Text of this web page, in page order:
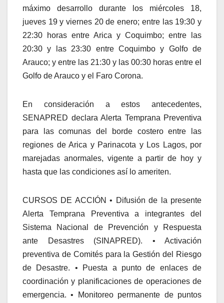
máximo desarrollo durante los miércoles 18,
jueves 19 y viernes 20 de enero; entre las 19:30 y
22:30 horas entre Arica y Coquimbo; entre las
20:30 y las 23:30 entre Coquimbo y Golfo de
Arauco; y entre las 21:30 y las 00:30 horas entre el
Golfo de Arauco y el Faro Corona.
En consideración a estos antecedentes,
SENAPRED declara Alerta Temprana Preventiva
para las comunas del borde costero entre las
regiones de Arica y Parinacota y Los Lagos, por
marejadas anormales, vigente a partir de hoy y
hasta que las condiciones así lo ameriten.
CURSOS DE ACCIÓN • Difusión de la presente
Alerta Temprana Preventiva a integrantes del
Sistema Nacional de Prevención y Respuesta
ante Desastres (SINAPRED). • Activación
preventiva de Comités para la Gestión del Riesgo
de Desastre. • Puesta a punto de enlaces de
coordinación y planificaciones de operaciones de
emergencia. • Monitoreo permanente de puntos